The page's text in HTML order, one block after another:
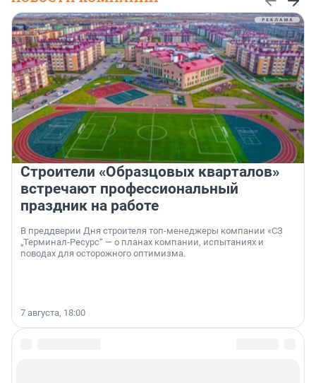
Строители «Образцовых кварталов»
встречают профессиональный
праздник на работе
В преддверии Дня строителя топ-менеджеры компании «СЗ
„Терминал-Ресурс“ — о планах компании, испытаниях и
поводах для осторожного оптимизма.
7 августа, 18:00